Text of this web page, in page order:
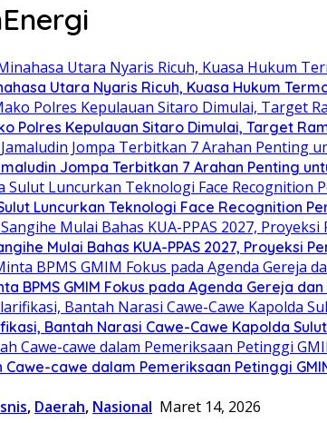
Utara Nyaris Ricuh, Kuasa Hukum
Polres Kepulauan Sitaro Dimulai, Target
Jompa Terbitkan 7 Arahan Penting
Luncurkan Teknologi Face Recognition
Mulai Bahas KUA-PPAS 2027, Proyeksi
BPMS GMIM Fokus pada Agenda Gereja
Bantah Narasi Cawe-Cawe Kapolda
Cawe-cawe dalam Pemeriksaan Petinggi
, Daerah, Nasional Maret 14, 2026